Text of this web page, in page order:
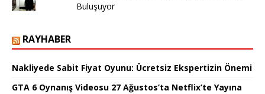
Buluşuyor
RAYHABER
Nakliyede Sabit Fiyat Oyunu: Ücretsiz Ekspertizin Önemi
GTA 6 Oynanış Videosu 27 Ağustos’ta Netflix’te Yayına